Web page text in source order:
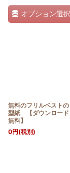
オプション選択
無料のフリルベストの
型紙 【ダウンロード
無料】
0円(税別)